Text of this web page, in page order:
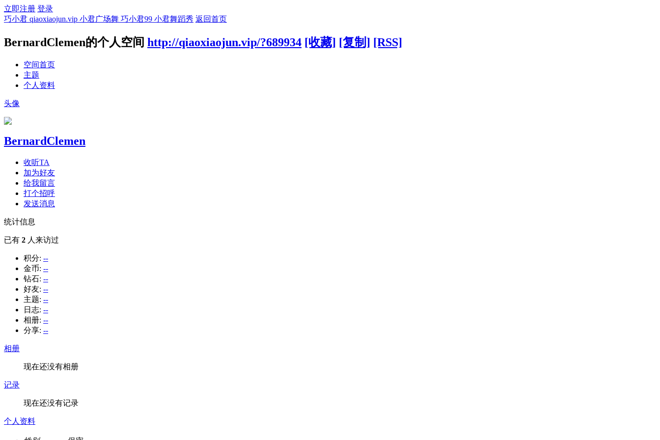
立即注册 登录
巧小君 qiaoxiaojun.vip 小君广场舞 巧小君99 小君舞蹈秀 返回首页
BernardClemen的个人空间 http://qiaoxiaojun.vip/?689934 [收藏] [复制] [RSS]
空间首页
主题
个人资料
头像
BernardClemen
收听TA
加为好友
给我留言
打个招呼
发送消息
统计信息
已有 2 人来访过
积分: --
金币: --
钻石: --
好友: --
主题: --
日志: --
相册: --
分享: --
相册
现在还没有相册
记录
现在还没有记录
个人资料